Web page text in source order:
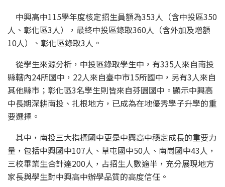
中興高中115學年度核定招生員額為353人（含中投區350
人、彰化區3人），最終中投區錄取360人（含外加及增額
10人）、彰化區錄取3人。
從學生來源分析，中投區錄取學生中，有335人來自南投
縣轄內24所國中，22人來自臺中市15所國中，另有3人來自
其他縣市；彰化區3名學生則皆來自芬園國中。顯示中興高
中長期深耕南投、扎根地方，已成為在地優秀學子升學的重
要選擇。
其中，南投三大指標國中更是中興高中穩定成長的重要力
量，包括中興國中107人、草屯國中50人、南崗國中43人，
三校畢業生合計達200人，占招生人數逾半，充分展現地方
家長與學生對中興高中辦學品質的高度信任。